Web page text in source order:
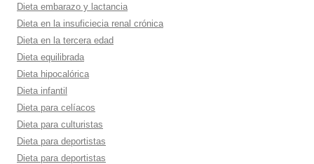
Dieta embarazo y lactancia
Dieta en la insuficiecia renal crónica
Dieta en la tercera edad
Dieta equilibrada
Dieta hipocalórica
Dieta infantil
Dieta para celí­acos
Dieta para culturistas
Dieta para deportistas
Dieta para deportistas